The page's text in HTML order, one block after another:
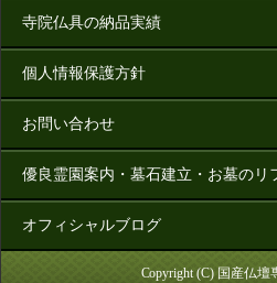
寺院仏具の納品実績
個人情報保護方針
お問い合わせ
優良霊園案内・墓石建立・お墓のリ
オフィシャルブログ
Copyright (C) 国産仏壇